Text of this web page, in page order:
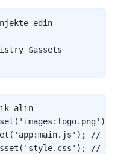
edin
$assets
alın
( 'images:logo.png' )
( 'app:main.js' ) ;
//
( 'style.css' ) ; //